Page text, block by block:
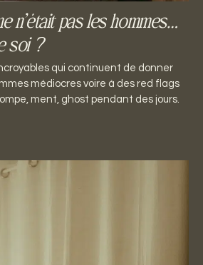
n’était pas les hommes…
soi ?
qui continuent de donner
médiocres voire à des red flags
ment, ghost pendant des jours.